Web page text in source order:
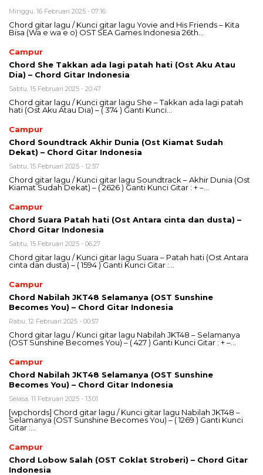
Minggu, 16 Februari 2025 - 07:16
Chord gitar lagu / Kunci gitar lagu Yovie and His Friends – Kita
Bisa (Wa e wa e o) OST SEA Games Indonesia 26th…
Campur
Chord She Takkan ada lagi patah hati (Ost Aku Atau
Dia) – Chord Gitar Indonesia
Sabtu, 15 Februari 2025 - 20:47
Chord gitar lagu / Kunci gitar lagu She – Takkan ada lagi patah
hati (Ost Aku Atau Dia) – ( 374 ) Ganti Kunci…
Campur
Chord Soundtrack Akhir Dunia (Ost Kiamat Sudah
Dekat) – Chord Gitar Indonesia
Sabtu, 15 Februari 2025 - 12:57
Chord gitar lagu / Kunci gitar lagu Soundtrack – Akhir Dunia (Ost
Kiamat Sudah Dekat) – ( 2626 ) Ganti Kunci Gitar : + –…
Campur
Chord Suara Patah hati (Ost Antara cinta dan dusta) –
Chord Gitar Indonesia
Sabtu, 15 Februari 2025 - 06:27
Chord gitar lagu / Kunci gitar lagu Suara – Patah hati (Ost Antara
cinta dan dusta) – ( 1594 ) Ganti Kunci Gitar :…
Campur
Chord Nabilah JKT48 Selamanya (OST Sunshine
Becomes You) – Chord Gitar Indonesia
Rabu, 12 Februari 2025 - 00:57
Chord gitar lagu / Kunci gitar lagu Nabilah JKT48 – Selamanya
(OST Sunshine Becomes You) – ( 427 ) Ganti Kunci Gitar : + –…
Campur
Chord Nabilah JKT48 Selamanya (OST Sunshine
Becomes You) – Chord Gitar Indonesia
Selasa, 11 Februari 2025 - 13:01
[wpchords] Chord gitar lagu / Kunci gitar lagu Nabilah JKT48 –
Selamanya (OST Sunshine Becomes You) – ( 1269 ) Ganti Kunci
Gitar :…
Campur
Chord Lobow Salah (OST Coklat Stroberi) – Chord Gitar
Indonesia